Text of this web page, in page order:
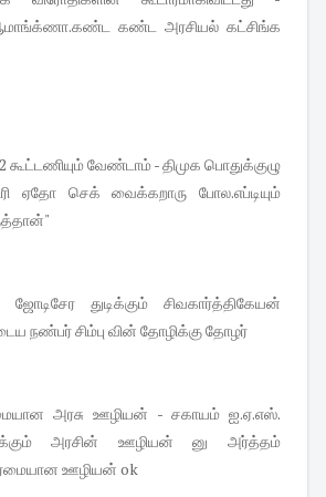
கண்ட அரசியல் கட்சிங்க
கூட்டணியும் வேண்டாம் - திமுக பொதுக்குழு
ஏதோ செக் வைக்கறாரு போல.எப்டியும்
துடிக்கும் சிவகார்த்திகேயன்
நண்பர் சிம்பு வின் தோழிக்கு தோழர்
அரசு ஊழியன் - சகாயம் ஐ.ஏ.எஸ்.
அரசின் ஊழியன் னு அர்த்தம்
ஊழியன் ok